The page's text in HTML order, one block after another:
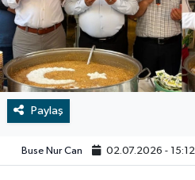
Paylaş
Buse Nur Can 02.07.2026 - 15:12
SPOR
Vefat
Video